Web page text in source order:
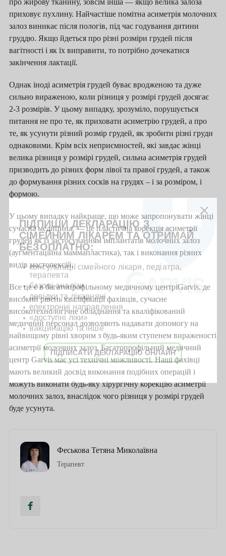
про жирову тканину, зовсім інша — якщо велика залоза
приховує пухлину. Найчастіше помітна асиметрія молочних
залоз виникає після пологів, під час годування дитини
груддю. Якщо йдеться про різні розміри грудей після
вагітності і як їх виправити, то потрібно дочекатися
закінчення лактації.
Однак іноді асиметрія грудей буває вродженою та дуже
сильно вираженою, коли різниця у розмірі грудей досягає
2-3 розмірів. У цьому випадку, зрозуміло, порушується
питання не про те, як приховати асиметрію грудей, а про
те, як усунути різний розмір грудей, як зробити різні груди
однаковими. Крім всіх неприємностей, які завдає жінці
велика різниця у розмірі грудей, сильна асиметрія грудей
призводить до різних форм лівої та правої грудей, а також
до формування різних сосків на грудях – і за розміром, і
формою.
У цьому випадку найкраще, що може запропонувати жінці
сучасна медицина, — це пластична корекція асиметрії
грудей як із застосуванням імплантатів молочних залоз
(аугментаційна маммапластика), так і виконання різних
видів мастопексій.
Все це є в багатопрофільному медичному центріGarvis, де
високий рівень кваліфікації фахівців, сучасне
високотехнологічне обладнання та кваліфікований
медичний персонал дозволяють надавати допомогу на
найвищому рівні хворим з будь-яким ступенем вираженості
асиметрії молочних залоз. Багатопрофільний медичний
центр Garvis має усі технічні можливості. Наші фахівці
мають великий досвід виконання подібних операцій і
можуть виконати будь-яку хірургічну корекцію асиметрії
молочних залоз, внаслідок чого різниця у розмірі грудей
буде усунута.
Феськова Тетяна Миколаївна
Терапевт
ПІДПИШИ ДЕКЛАРАЦІЮ З
СІМЕЙНИМ ЛІКАРЕМ ТА ОТРИМАЙ
БЕЗОПЛАТНО:
консультації сімейного лікаря, педіатра,
терапевта
базові аналізи
довідки та лікарняні
електронні направлення
«доступні ліки»
вакцинацію та інше
ПІДПИСАТИ ДЕКЛАРАЦІЮ ОНЛАЙН